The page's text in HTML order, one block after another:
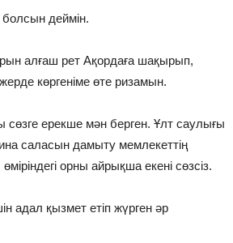
деймін.
алғаш рет Ақордаға шақырып,
көргеніме өте ризамын.
ерекше мән берген. Ұлт саулығы
саласын дамыту мемлекеттің
орны айрықша екені сөзсіз.
адал қызмет етіп жүрген әр